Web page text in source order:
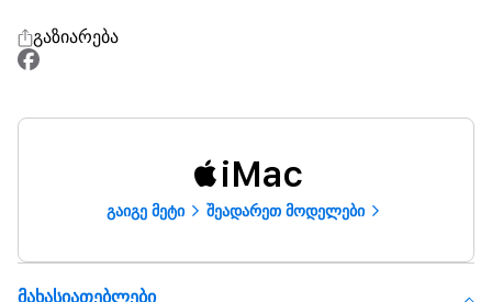
გაზიარება
iMac
გაიგე მეტი შეადარეთ მოდელები
Მახასიათებლები